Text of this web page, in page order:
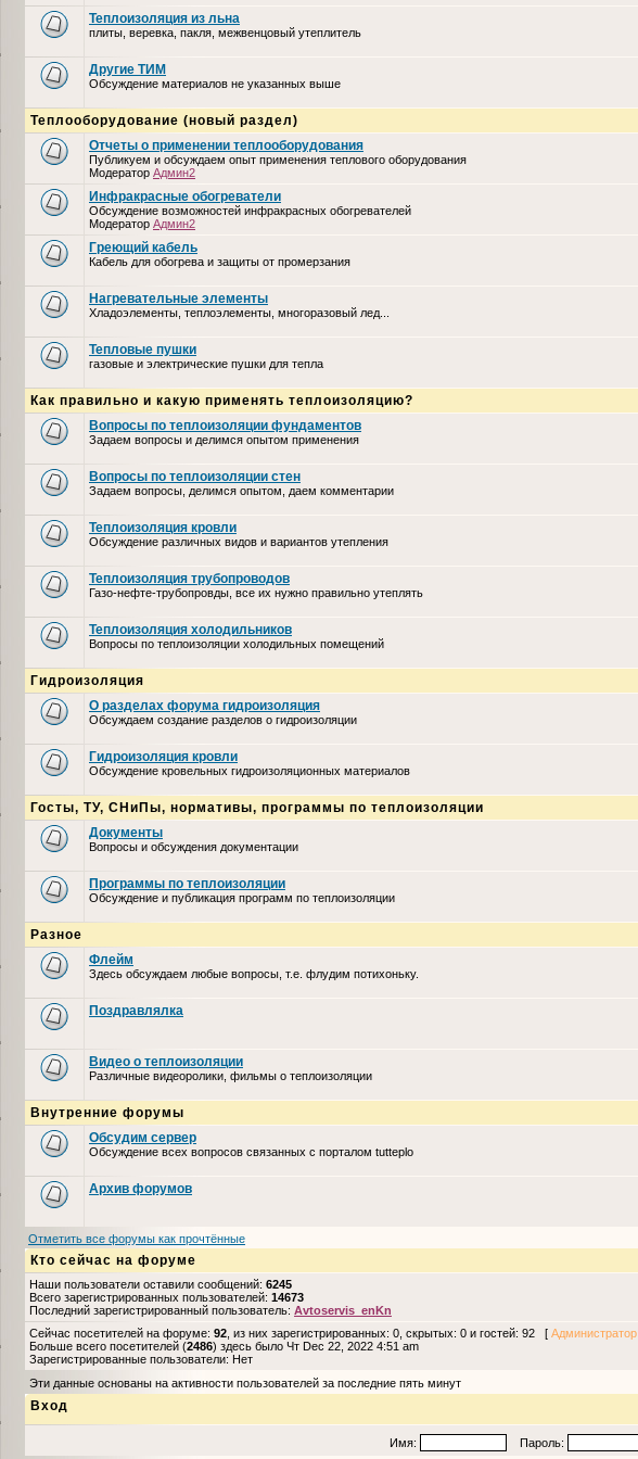
Теплоизоляция из льна
плиты, веревка, пакля, межвенцовый утеплитель
Другие ТИМ
Обсуждение материалов не указанных выше
Теплооборудование (новый раздел)
Отчеты о применении теплооборудования
Публикуем и обсуждаем опыт применения теплового оборудования
Модератор Админ2
Инфракрасные обогреватели
Обсуждение возможностей инфракрасных обогревателей
Модератор Админ2
Греющий кабель
Кабель для обогрева и защиты от промерзания
Нагревательные элементы
Хладоэлементы, теплоэлементы, многоразовый лед...
Тепловые пушки
газовые и электрические пушки для тепла
Как правильно и какую применять теплоизоляцию?
Вопросы по теплоизоляции фундаментов
Задаем вопросы и делимся опытом применения
Вопросы по теплоизоляции стен
Задаем вопросы, делимся опытом, даем комментарии
Теплоизоляция кровли
Обсуждение различных видов и вариантов утепления
Теплоизоляция трубопроводов
Газо-нефте-трубопровды, все их нужно правильно утеплять
Теплоизоляция холодильников
Вопросы по теплоизоляции холодильных помещений
Гидроизоляция
О разделах форума гидроизоляция
Обсуждаем создание разделов о гидроизоляции
Гидроизоляция кровли
Обсуждение кровельных гидроизоляционных материалов
Госты, ТУ, СНиПы, нормативы, программы по теплоизоляции
Документы
Вопросы и обсуждения документации
Программы по теплоизоляции
Обсуждение и публикация программ по теплоизоляции
Разное
Флейм
Здесь обсуждаем любые вопросы, т.е. флудим потихоньку.
Поздравлялка
Видео о теплоизоляции
Различные видеоролики, фильмы о теплоизоляции
Внутренние форумы
Обсудим сервер
Обсуждение всех вопросов связанных с порталом tutteplo
Архив форумов
Отметить все форумы как прочтённые
Кто сейчас на форуме
Наши пользователи оставили сообщений: 6245
Всего зарегистрированных пользователей: 14673
Последний зарегистрированный пользователь: Avtoservis_enKn
Сейчас посетителей на форуме: 92 , из них зарегистрированных: 0, скрытых: 0 и гостей: 92 [ Администратор
Больше всего посетителей (2486) здесь было Чт Dec 22, 2022 4:51 am
Зарегистрированные пользователи: Нет
Эти данные основаны на активности пользователей за последние пять минут
Вход
Имя: Пароль: